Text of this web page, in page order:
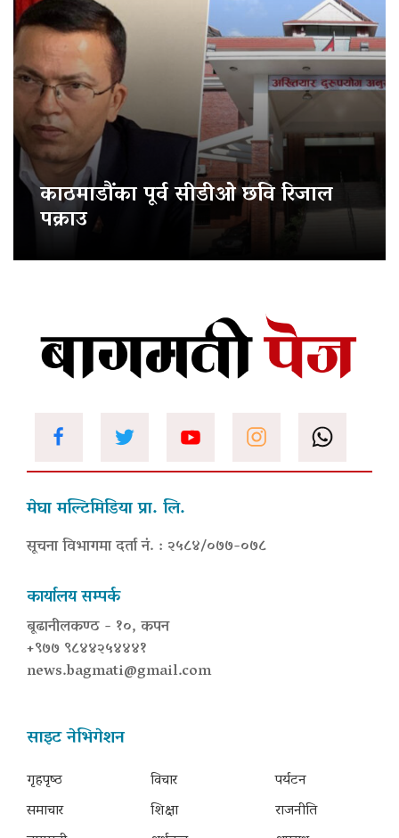
काठमाडौंका पूर्व सीडीओ छवि रिजाल
पक्राउ
मेघा मल्टिमिडिया प्रा. लि.
सूचना विभागमा दर्ता नं. : २५८४/०७७-०७८
कार्यालय सम्पर्क
बूढानीलकण्ठ - १०, कपन
+९७७ ९८४४२५४४४१
news.bagmati@gmail.com
साइट नेभिगेशन
गृहपृष्‍ठ
समाचार
विचार
शिक्षा
पर्यटन
राजनीति